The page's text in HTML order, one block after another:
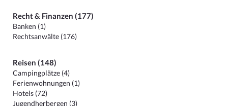
Recht & Finanzen (177)
Banken (1)
Rechtsanwälte (176)
Reisen (148)
Campingplätze (4)
Ferienwohnungen (1)
Hotels (72)
Jugendherbergen (3)